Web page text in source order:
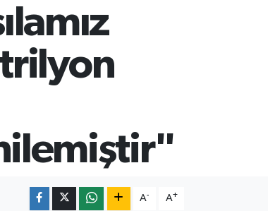
%0.19
trilyon
A- A+